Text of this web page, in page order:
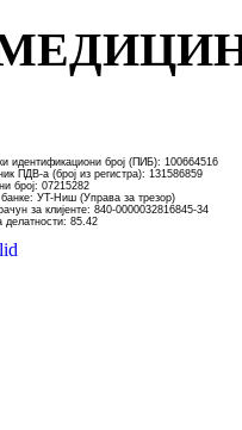
идентификациони број (ПИБ): 100664516
ПДВ-а (број из регистра): 131586859
број: 07215282
УT-Ниш (Управа за трезор)
за клијенте:840-0000032816845-34
85.42